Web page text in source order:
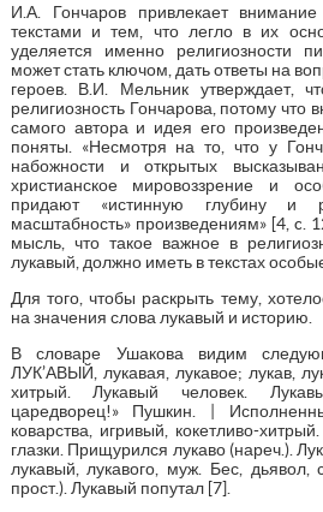
И.А. Гончаров привлекает
текстами и тем, что легло в их
уделяется именно религиозности
может стать ключом, дать ответы на
героев. В.И. Мельник утверждает,
религиозность Гончарова, потому что
самого автора и идея его
поняты. «Несмотря на то, что у
набожности и открытых
христианское мировоззрение и
придают «истинную глубину и
масштабность» произведениям» [4, c.
мысль, что такое важное в
лукавый, должно иметь в текстах
Для того, чтобы раскрыть тему,
на значения слова лукавый и историю.
В словаре Ушакова видим
ЛУК’АВЫЙ, лукавая, лукавое; лукав,
хитрый. Лукавый человек.
царедворец!» Пушкин. |
коварства, игривый, кокетливо-
глазки. Прищурился лукаво (нареч.).
лукавый, лукавого, муж. Бес, дьявол,
прост.). Лукавый попутал [7].